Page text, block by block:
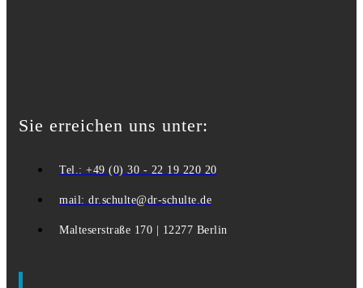
Sie erreichen uns unter:
Tel.: +49 (0) 30 - 22 19 220 20
mail: dr.schulte@dr-schulte.de
Malteserstraße 170 | 12277 Berlin